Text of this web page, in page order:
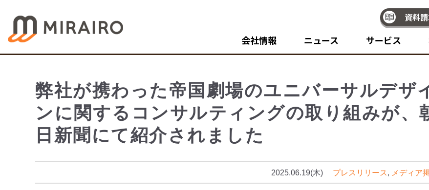
資料
会社情報 ニュース サービス
弊社が携わった帝国劇場のユニバーサルデザ
ンに関するコンサルティングの取り組みが、
日新聞にて紹介されました
2025.06.19(木) プレスリリース, メディア